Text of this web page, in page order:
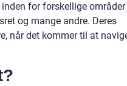
for forskellige
og mange andre. Deres
når det kommer til at